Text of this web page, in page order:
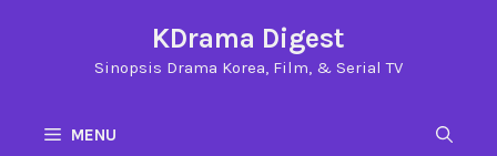
KDrama Digest
Sinopsis Drama Korea, Film, & Serial TV
MENU